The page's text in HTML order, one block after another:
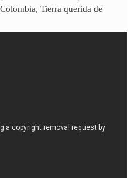
Tierra querida de